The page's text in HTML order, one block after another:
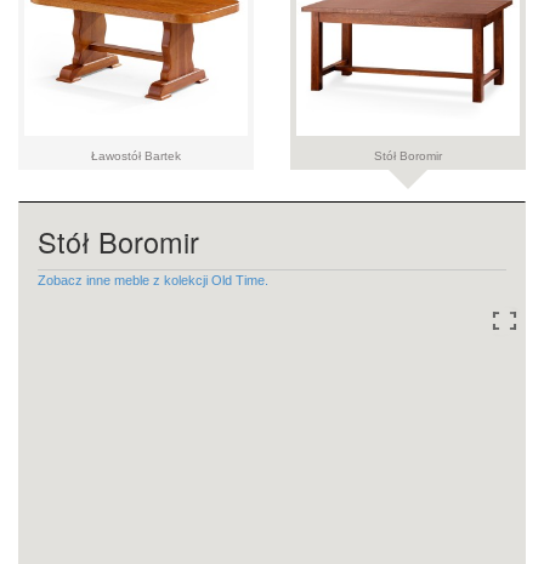
Ławostół Bartek Stół Boromir
Stół Boromir
Zobacz inne meble z kolekcji Old Time.